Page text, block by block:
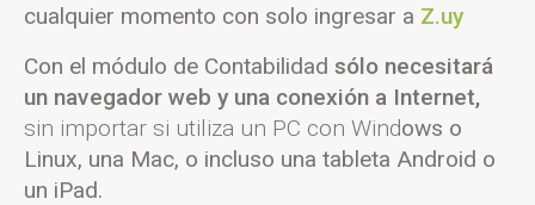
cualquier momento con solo ingresar a Z.uy
Con el módulo de Contabilidad sólo necesitará
un navegador web y una conexión a Internet,
sin importar si utiliza un PC con Windows o
Linux, una Mac, o incluso una tableta Android o
un iPad.